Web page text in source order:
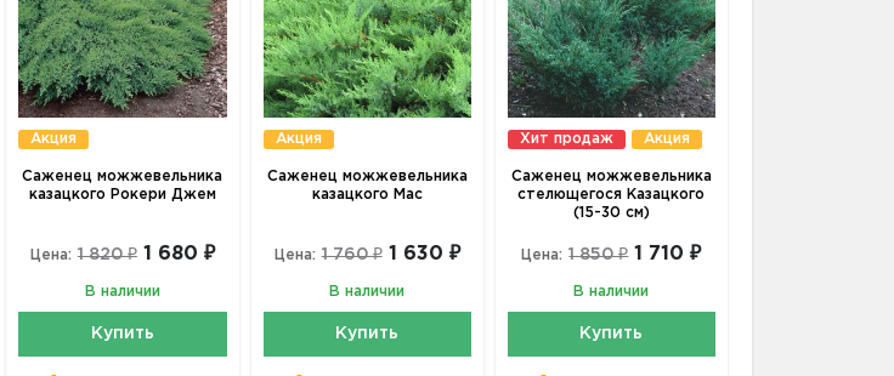
Акция
Саженец можжевельника
казацкого Рокери Джем
Цена: 1 820 ₽ 1 680 ₽
В наличии
Купить
Акция
Саженец можжевельника
казацкого Мас
Цена: 1 760 ₽ 1 630 ₽
В наличии
Купить
Хит продаж Акция
Саженец можжевельника
стелющегося Казацкого
(15-30 см)
Цена: 1 850 ₽ 1 710 ₽
В наличии
Купить